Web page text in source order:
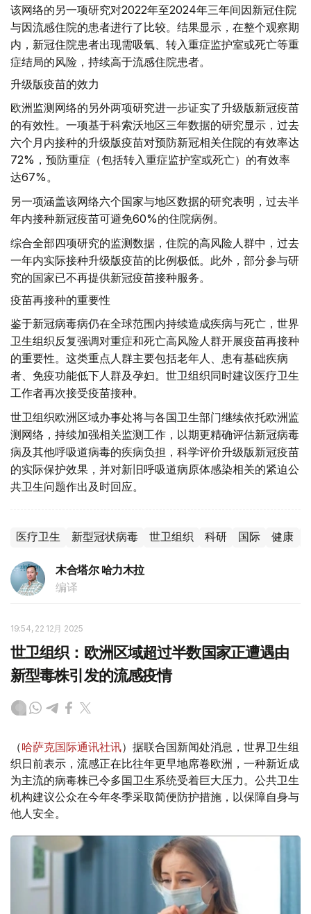
该网络的另一项研究对2022年至2024年三年间因新冠住院
与因流感住院的患者进行了比较。结果显示，在整个观察期
内，新冠住院患者出现需吸氧、转入重症监护室或死亡等重
症结局的风险，持续高于流感住院患者。
升级版疫苗的效力
欧洲监测网络的另外两项研究进一步证实了升级版新冠疫苗
的有效性。一项基于科索沃地区三年数据的研究显示，过去
六个月内接种的升级版疫苗对预防新冠相关住院的有效率达
72%，预防重症（包括转入重症监护室或死亡）的有效率
达67%。
另一项涵盖该网络六个国家与地区数据的研究表明，过去半
年内接种新冠疫苗可避免60%的住院病例。
综合全部四项研究的监测数据，住院的高风险人群中，过去
一年内实际接种升级版疫苗的比例极低。此外，部分参与研
究的国家已不再提供新冠疫苗接种服务。
疫苗再接种的重要性
鉴于新冠病毒病仍在全球范围内持续造成疾病与死亡，世界
卫生组织反复强调对重症和死亡高风险人群开展疫苗再接种
的重要性。这类重点人群主要包括老年人、患有基础疾病
者、免疫功能低下人群及孕妇。世卫组织同时建议医疗卫生
工作者再次接受疫苗接种。
世卫组织欧洲区域办事处将与各国卫生部门继续依托欧洲监
测网络，持续加强相关监测工作，以期更精确评估新冠病毒
病及其他呼吸道病毒的疾病负担，科学评价升级版新冠疫苗
的实际保护效果，并对新旧呼吸道病原体感染相关的紧迫公
共卫生问题作出及时回应。
医疗卫生 新型冠状病毒 世卫组织 科研 国际 健康
木合塔尔 哈力木拉
编译
19:54, 22 12月 2025
世卫组织：欧洲区域超过半数国家正遭遇由
新型毒株引发的流感疫情
（哈萨克国际通讯社讯）据联合国新闻处消息，世界卫生组
织日前表示，流感正在比往年更早地席卷欧洲，一种新近成
为主流的病毒株已令多国卫生系统受着巨大压力。公共卫生
机构建议公众在今年冬季采取简便防护措施，以保障自身与
他人安全。